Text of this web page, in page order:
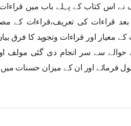
کتاب کے پہلے باب میں قراءات
قراءات کی تعریف،قراءات کے
معیار اور قراءات وتجوید کا فرق
حوالے سے سر انجام دی گئی مولف
فرمائے اور ان کے میزان حسنات